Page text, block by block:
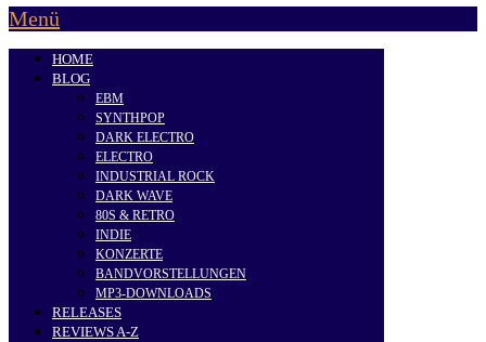
Menü
HOME
BLOG
EBM
SYNTHPOP
DARK ELECTRO
ELECTRO
INDUSTRIAL ROCK
DARK WAVE
80S & RETRO
INDIE
KONZERTE
BANDVORSTELLUNGEN
MP3-DOWNLOADS
RELEASES
REVIEWS A-Z